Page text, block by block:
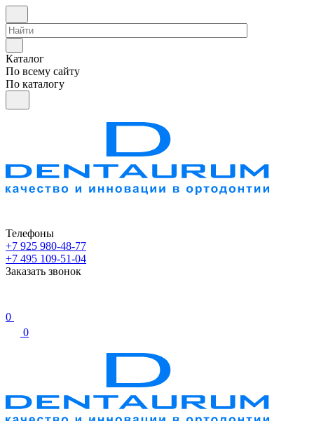
Каталог
По всему сайту
По каталогу
Телефоны
+7 925 980-48-77
+7 495 109-51-04
Заказать звонок
0
0